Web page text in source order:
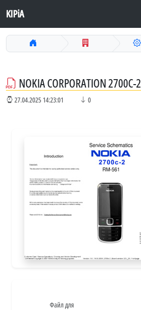
KIPiA
NOKIA CORPORATION 2700C-2
27.04.2025 14:23:01 0
Файл для